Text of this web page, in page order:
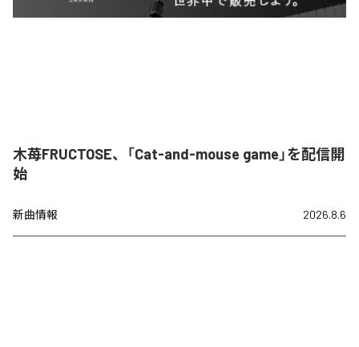
木苺FRUCTOSE、「Cat-and-mouse game」を配信開
始
新曲情報 2026.8.6